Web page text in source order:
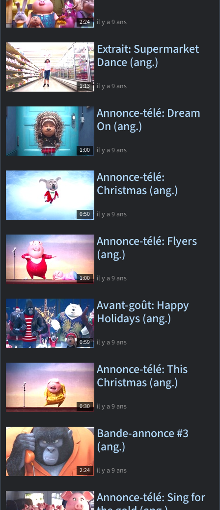
2:24 il y a 9 ans
1:13
Extrait: Supermarket
Dance (ang.)
il y a 9 ans
1:00
Annonce-télé: Dream
On (ang.)
il y a 9 ans
0:50
Annonce-télé:
Christmas (ang.)
il y a 9 ans
1:00
Annonce-télé: Flyers
(ang.)
il y a 9 ans
0:59
Avant-goût: Happy
Holidays (ang.)
il y a 9 ans
0:30
Annonce-télé: This
Christmas (ang.)
il y a 9 ans
2:24
Bande-annonce #3
(ang.)
il y a 9 ans
Annonce-télé: Sing for